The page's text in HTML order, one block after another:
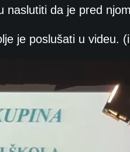
da je pred
je poslušati u videu.